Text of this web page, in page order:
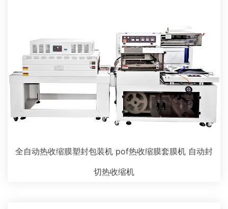
全自动热收缩膜塑封包装机 pof热收缩膜套膜机 自动封
切热收缩机